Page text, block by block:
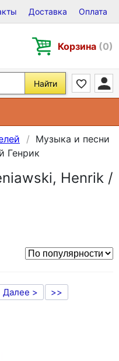
Виниле, CD и DVD
Доставка Оплата
Корзина (0)
Найти
Музыка и песни
Генрик
Henrik /
Далее > >>